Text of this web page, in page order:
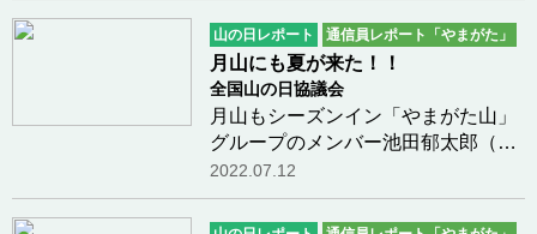
で残り１ヶ月を切りました！大会の
シンボルである「山鐘」「山の日
帽」が県内各地での巡回を終え、
大…つづきを読む
山の日レポート 通信員レポート「やまがた」
月山にも夏が来た！！
全国山の日協議会
月山もシーズンイン「やまがた山」
グループのメンバー池田郁太郎（山
形県）さんから文章とお写真をご紹
介いただきましたので投稿させてい
ただきます。先週に引き続き今日も
2022.07.12